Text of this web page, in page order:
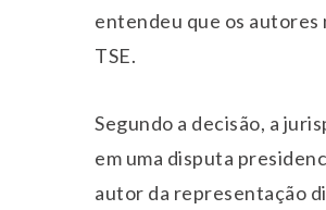
entendeu que os
TSE.
Segundo a decisão, a
em uma disputa
autor da representação